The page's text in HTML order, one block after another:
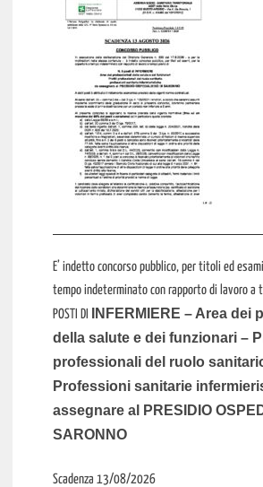
E’ indetto concorso pubblico, per titoli ed
tempo indeterminato con rapporto di lavoro a
POSTI DI
INFERMIERE – Area dei
della salute e dei funzionari –
professionali del ruolo
Professioni sanitarie
assegnare al PRESIDIO
SARONNO
Scadenza 13/08/2026